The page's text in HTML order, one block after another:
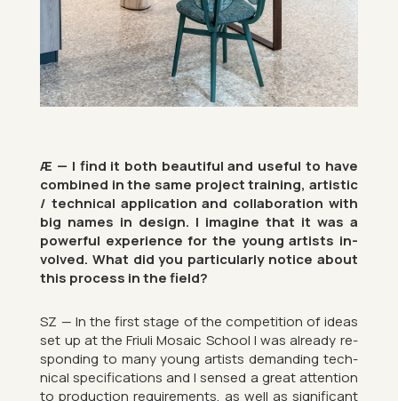
Æ — I find it both beau­ti­ful and use­ful to have
com­bined in the same pro­ject train­ing, artistic
/ tech­nical ap­plic­a­tion and col­lab­or­a­tion with
big names in design. I ima­gine that it was a
power­ful ex­per­i­ence for the young artists in­
volved. What did you par­tic­u­larly no­tice about
this pro­cess in the field?
SZ — In the first stage of the com­pet­i­tion of ideas
set up at the Fri­uli Mo­saic School I was already re­
spond­ing to many young artists de­mand­ing tech­
nical spe­cific­a­tions and I sensed a great at­ten­tion
to pro­duc­tion re­quire­ments, as well as sig­ni­fic­ant